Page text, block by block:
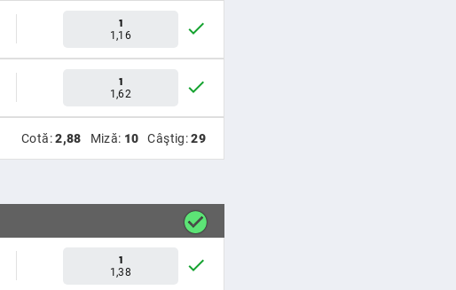
1
1,16
1
1,62
Cotă:2,88 Miză: 10 Câştig:29
1
1,38